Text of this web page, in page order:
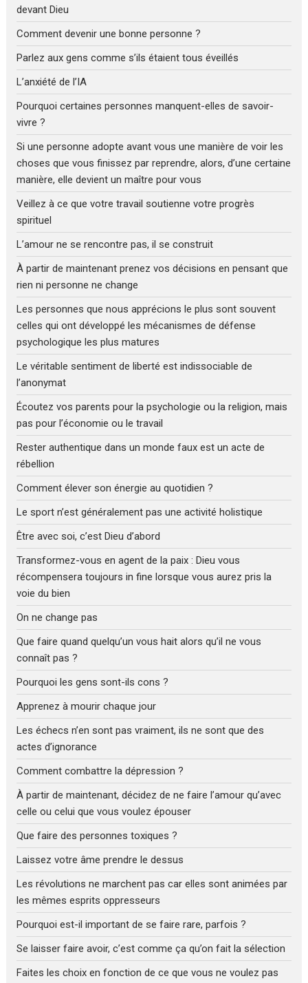
devant Dieu
Comment devenir une bonne personne ?
Parlez aux gens comme s’ils étaient tous éveillés
L’anxiété de l’IA
Pourquoi certaines personnes manquent-elles de savoir-
vivre ?
Si une personne adopte avant vous une manière de voir les
choses que vous finissez par reprendre, alors, d’une certaine
manière, elle devient un maître pour vous
Veillez à ce que votre travail soutienne votre progrès
spirituel
L’amour ne se rencontre pas, il se construit
À partir de maintenant prenez vos décisions en pensant que
rien ni personne ne change
Les personnes que nous apprécions le plus sont souvent
celles qui ont développé les mécanismes de défense
psychologique les plus matures
Le véritable sentiment de liberté est indissociable de
l’anonymat
Écoutez vos parents pour la psychologie ou la religion, mais
pas pour l’économie ou le travail
Rester authentique dans un monde faux est un acte de
rébellion
Comment élever son énergie au quotidien ?
Le sport n’est généralement pas une activité holistique
Être avec soi, c’est Dieu d’abord
Transformez-vous en agent de la paix : Dieu vous
récompensera toujours in fine lorsque vous aurez pris la
voie du bien
On ne change pas
Que faire quand quelqu’un vous hait alors qu’il ne vous
connaît pas ?
Pourquoi les gens sont-ils cons ?
Apprenez à mourir chaque jour
Les échecs n’en sont pas vraiment, ils ne sont que des
actes d’ignorance
Comment combattre la dépression ?
À partir de maintenant, décidez de ne faire l’amour qu’avec
celle ou celui que vous voulez épouser
Que faire des personnes toxiques ?
Laissez votre âme prendre le dessus
Les révolutions ne marchent pas car elles sont animées par
les mêmes esprits oppresseurs
Pourquoi est-il important de se faire rare, parfois ?
Se laisser faire avoir, c’est comme ça qu’on fait la sélection
Faites les choix en fonction de ce que vous ne voulez pas